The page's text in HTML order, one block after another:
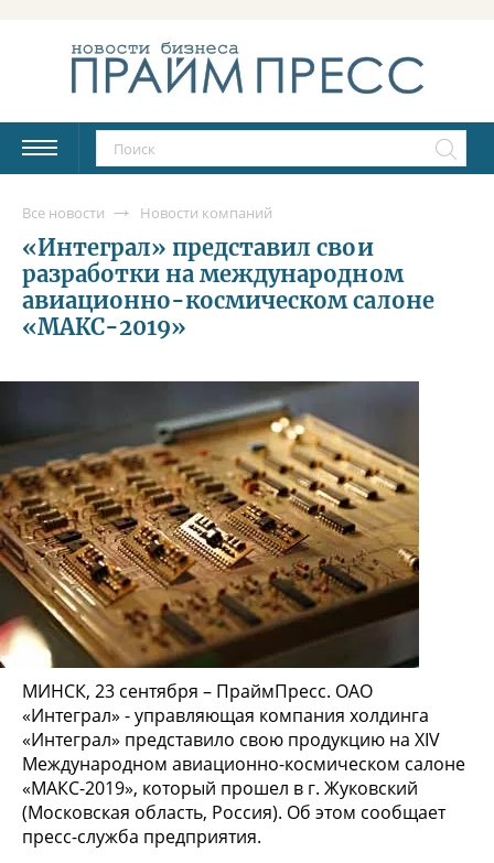
Все новости Новости компаний
«Интеграл» представил свои
разработки на международном
авиационно-космическом салоне
«МАКС-2019»
МИНСК, 23 сентября – ПраймПресс. ОАО
«Интеграл» - управляющая компания холдинга
«Интеграл» представило свою продукцию на XIV
Международном авиационно-космическом салоне
«МАКС-2019», который прошел в г. Жуковский
(Московская область, Россия). Об этом сообщает
пресс-служба предприятия.